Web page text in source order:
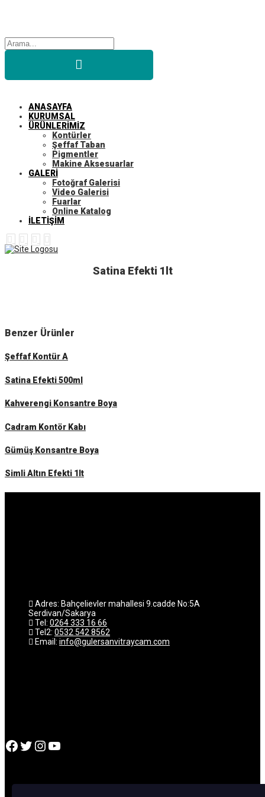
ANASAYFA
KURUMSAL
ÜRÜNLERİMİZ
Kontürler
Şeffaf Taban
Pigmentler
Makine Aksesuarlar
GALERİ
Fotoğraf Galerisi
Video Galerisi
Fuarlar
Online Katalog
İLETİŞİM
Satina Efekti 1lt
Benzer Ürünler
Şeffaf Kontür A
Satina Efekti 500ml
Kahverengi Konsantre Boya
Cadram Kontör Kabı
Gümüş Konsantre Boya
Simli Altın Efekti 1lt
Adres: Bahçelievler mahallesi 9.cadde No:5A
Serdivan/Sakarya
Tel: 0264 333 16 66
Tel2: 0532 542 8562
Email: info@gulersanvitraycam.com
Facebook
Twitter
Instagram
YouTube